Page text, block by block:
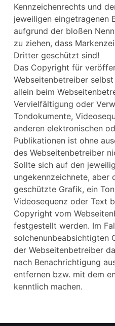
Kennzeichenrechts und
jeweiligen eingetragenen
aufgrund der bloßen
zu ziehen, dass
Dritter geschützt sind!
Das Copyright für
Webseitenbetreiber
allein beim
Vervielfältigung oder
Tondokumente,
anderen elektronischen
Publikationen ist ohne
des Webseitenbetreiber
Sollte sich auf den
ungekennzeichnete,
geschützte Grafik, ein
Videosequenz oder Text
Copyright vom
festgestellt werden. Im
solchenunbeabsichtigten
der Webseitenbetreiber
nach Benachrichtigung
entfernen bzw. mit dem
kenntlich machen.